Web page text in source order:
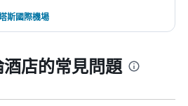
斯國際機場
店的常見問題